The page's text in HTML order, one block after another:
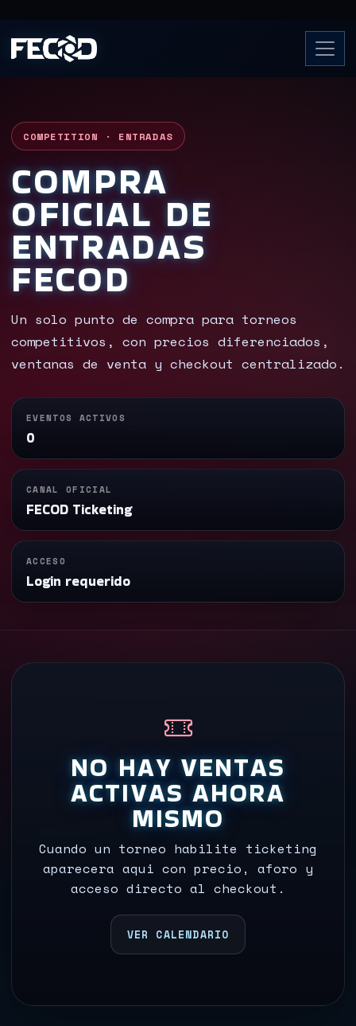
COMPETITION · ENTRADAS
COMPRA
OFICIAL DE
ENTRADAS
FECOD
Un solo punto de compra para torneos
competitivos, con precios diferenciados,
ventanas de venta y checkout centralizado.
EVENTOS ACTIVOS
0
CANAL OFICIAL
FECOD Ticketing
ACCESO
Login requerido
NO HAY VENTAS
ACTIVAS AHORA
MISMO
Cuando un torneo habilite ticketing
aparecera aqui con precio, aforo y
acceso directo al checkout.
VER CALENDARIO